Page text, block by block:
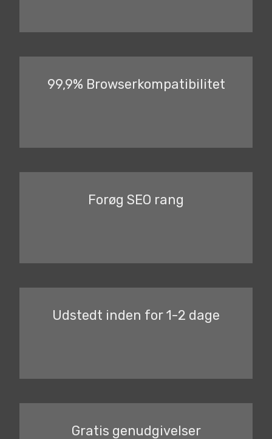
99,9% Browserkompatibilitet
Forøg SEO rang
Udstedt inden for 1-2 dage
Gratis genudgivelser